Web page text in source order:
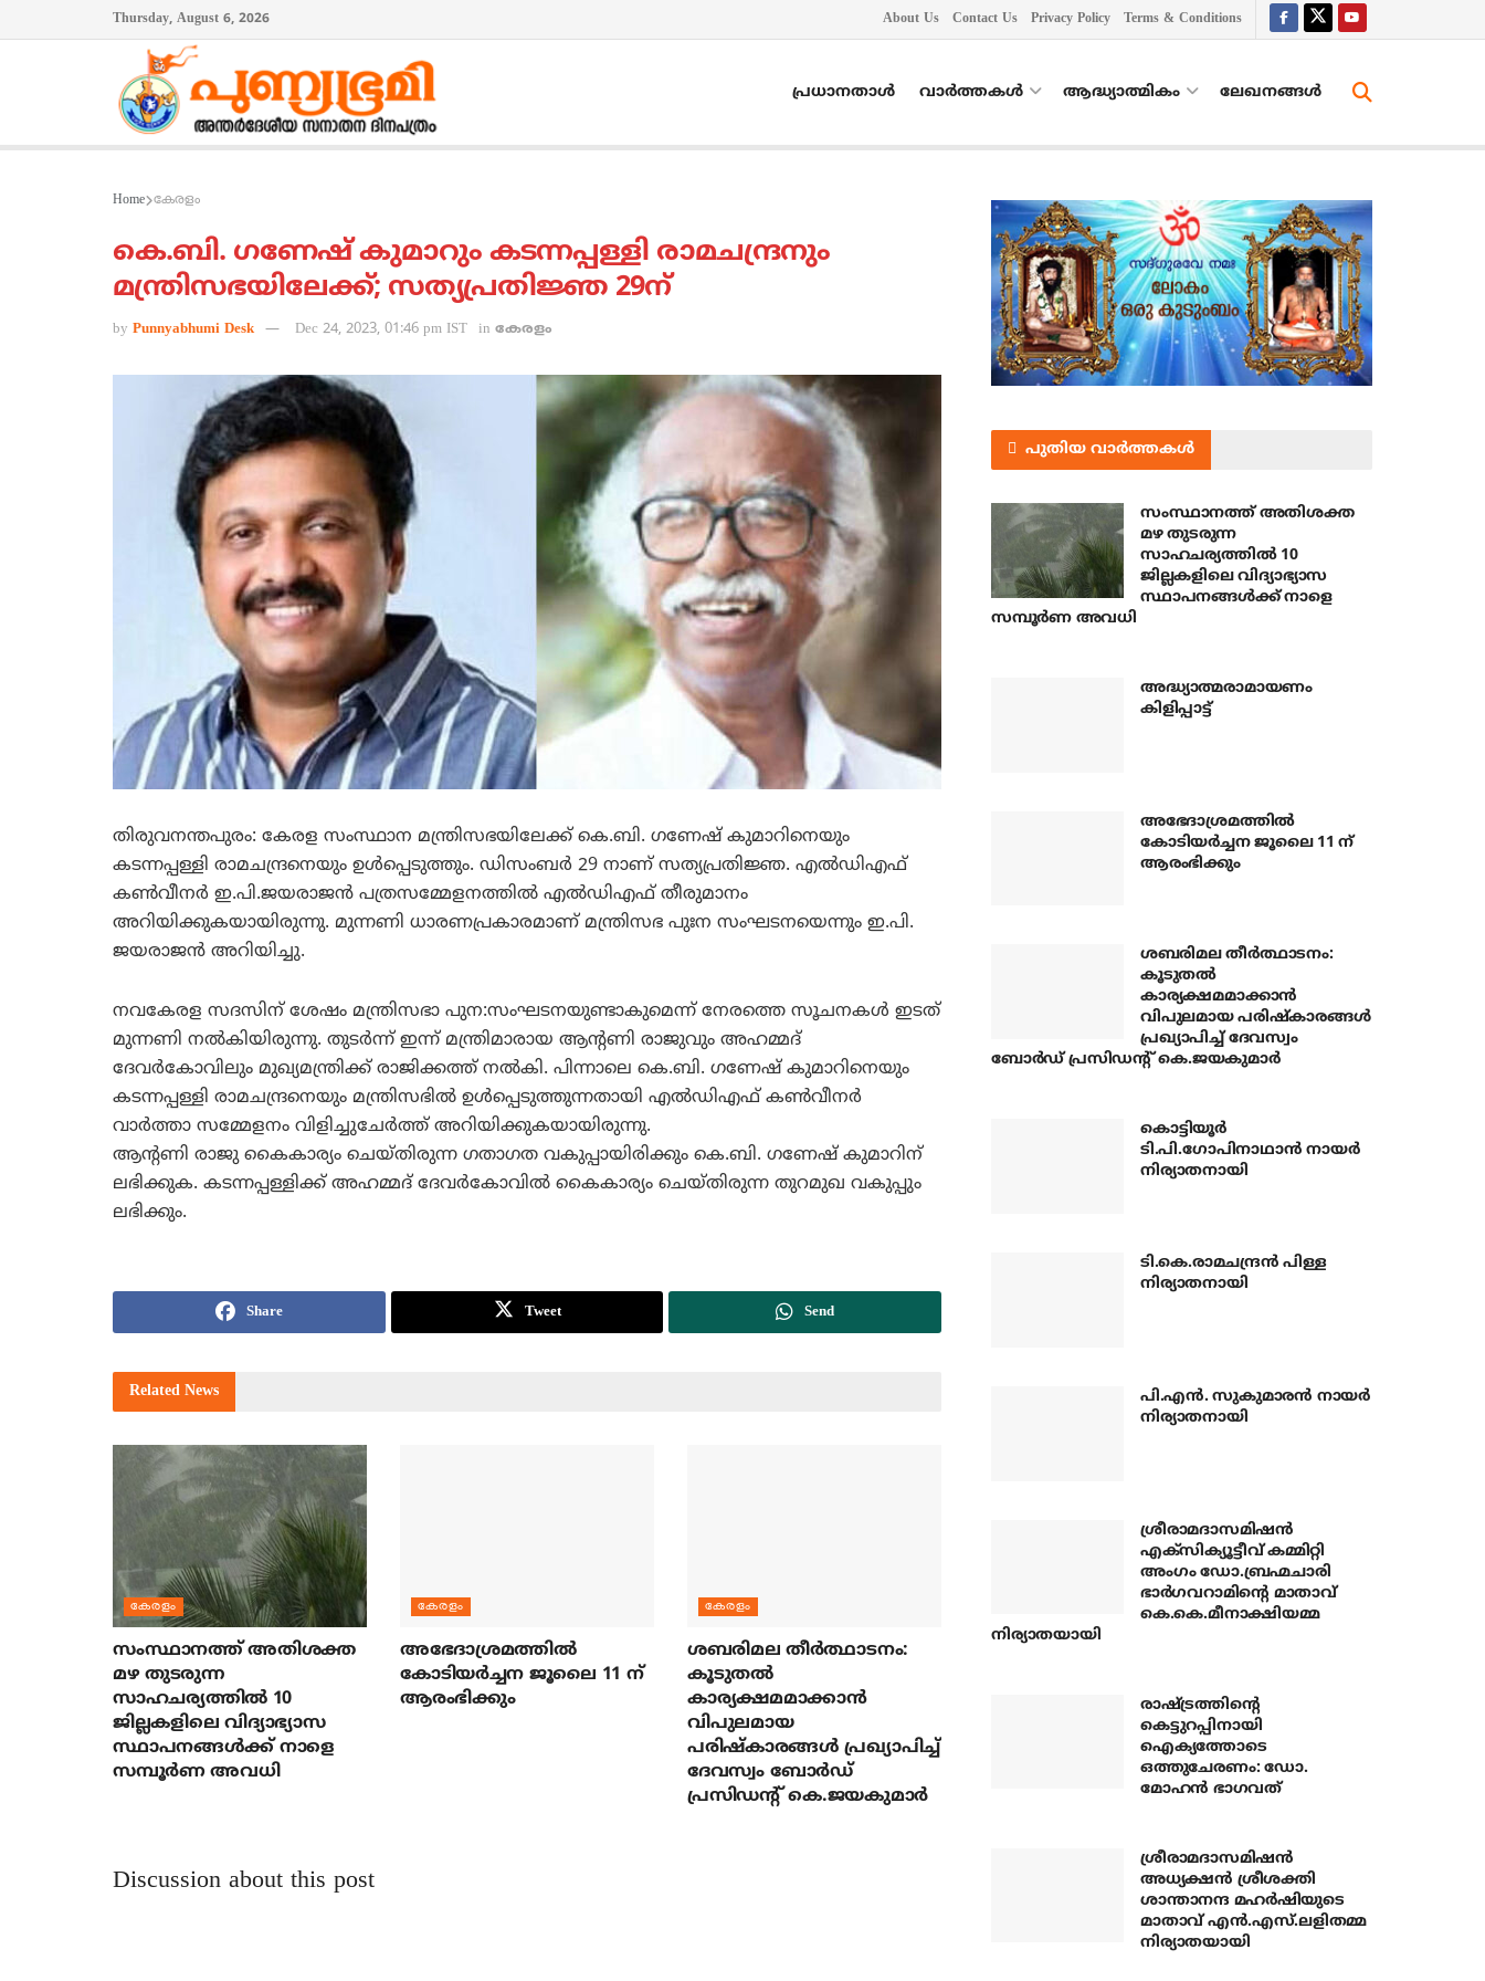
Thursday, August 6, 2026 About Us Contact Us Privacy Policy Terms & Conditions
പ്രധാനതാൾ വാർത്തകൾ ആദ്ധ്യാത്മികം ലേഖനങ്ങള്‍
Home കേരളം
കെ.ബി. ഗണേഷ് കുമാറും കടന്നപ്പള്ളി രാമചന്ദ്രനും
മന്ത്രിസഭയിലേക്ക്; സത്യപ്രതിജ്ഞ 29ന്
by Punnyabhumi Desk Dec 24, 2023, 01:46 pm IST in കേരളം
തിരുവനന്തപുരം: കേരള സംസ്ഥാന മന്ത്രിസഭയിലേക്ക് കെ.ബി. ഗണേഷ് കുമാറിനെയും
കടന്നപ്പള്ളി രാമചന്ദ്രനെയും ഉള്‍പ്പെടുത്തും. ഡിസംബര്‍ 29 നാണ് സത്യപ്രതിജ്ഞ. എല്‍ഡിഎഫ്
കണ്‍വീനര്‍ ഇ.പി.ജയരാജന്‍ പത്രസമ്മേളനത്തില്‍ എല്‍ഡിഎഫ് തീരുമാനം
അറിയിക്കുകയായിരുന്നു. മുന്നണി ധാരണപ്രകാരമാണ് മന്ത്രിസഭ പുഃന സംഘടനയെന്നും ഇ.പി.
ജയരാജന്‍ അറിയിച്ചു.
നവകേരള സദസിന് ശേഷം മന്ത്രിസഭാ പുന:സംഘടനയുണ്ടാകുമെന്ന് നേരത്തെ സൂചനകള്‍ ഇടത്
മുന്നണി നല്‍കിയിരുന്നു. തുടര്‍ന്ന് ഇന്ന് മന്ത്രിമാരായ ആന്റണി രാജുവും അഹമ്മദ്
ദേവര്‍കോവിലും മുഖ്യമന്ത്രിക്ക് രാജിക്കത്ത് നല്‍കി. പിന്നാലെ കെ.ബി. ഗണേഷ് കുമാറിനെയും
കടന്നപ്പള്ളി രാമചന്ദ്രനെയും മന്ത്രിസഭില്‍ ഉള്‍പ്പെടുത്തുന്നതായി എല്‍ഡിഎഫ് കണ്‍വീനര്‍
വാര്‍ത്താ സമ്മേളനം വിളിച്ചുചേര്‍ത്ത് അറിയിക്കുകയായിരുന്നു.
ആന്റണി രാജു കൈകാര്യം ചെയ്തിരുന്ന ഗതാഗത വകുപ്പായിരിക്കും കെ.ബി. ഗണേഷ് കുമാറിന്
ലഭിക്കുക. കടന്നപ്പള്ളിക്ക് അഹമ്മദ് ദേവര്‍കോവില്‍ കൈകാര്യം ചെയ്തിരുന്ന തുറമുഖ വകുപ്പും
ലഭിക്കും.
Share Tweet Send
Related News
കേരളം
സംസ്ഥാനത്ത് അതിശക്ത
മഴ തുടരുന്ന
സാഹചര്യത്തിൽ 10
ജില്ലകളിലെ വിദ്യാഭ്യാസ
സ്ഥാപനങ്ങൾക്ക് നാളെ
സമ്പൂർണ അവധി
കേരളം
അഭേദാശ്രമത്തില്‍
കോടിയര്‍ച്ചന ജൂലൈ 11 ന്
ആരംഭിക്കും
കേരളം
ശബരിമല തീര്‍ത്ഥാടനം:
കൂടുതല്‍
കാര്യക്ഷമമാക്കാന്‍
വിപുലമായ
പരിഷ്‌കാരങ്ങള്‍ പ്രഖ്യാപിച്ച്
ദേവസ്വം ബോര്‍ഡ്
പ്രസിഡന്റ് കെ.ജയകുമാര്‍
Discussion about this post
പുതിയ വാർത്തകൾ
സംസ്ഥാനത്ത് അതിശക്ത
മഴ തുടരുന്ന
സാഹചര്യത്തിൽ 10
ജില്ലകളിലെ വിദ്യാഭ്യാസ
സ്ഥാപനങ്ങൾക്ക് നാളെ
സമ്പൂർണ അവധി
അദ്ധ്യാത്മരാമായണം
കിളിപ്പാട്ട്
അഭേദാശ്രമത്തില്‍
കോടിയര്‍ച്ചന ജൂലൈ 11 ന്
ആരംഭിക്കും
ശബരിമല തീര്‍ത്ഥാടനം:
കൂടുതല്‍
കാര്യക്ഷമമാക്കാന്‍
വിപുലമായ പരിഷ്‌കാരങ്ങള്‍
പ്രഖ്യാപിച്ച് ദേവസ്വം
ബോര്‍ഡ് പ്രസിഡന്റ് കെ.ജയകുമാര്‍
കൊട്ടിയൂര്‍
ടി.പി.ഗോപിനാഥാന്‍ നായര്‍
നിര്യാതനായി
ടി.കെ.രാമചന്ദ്രന്‍ പിള്ള
നിര്യാതനായി
പി.എന്‍. സുകുമാരന്‍ നായര്‍
നിര്യാതനായി
ശ്രീരാമദാസമിഷന്‍
എക്‌സിക്യൂട്ടീവ് കമ്മിറ്റി
അംഗം ഡോ.ബ്രഹ്മചാരി
ഭാര്‍ഗവറാമിന്റെ മാതാവ്
കെ.കെ.മീനാക്ഷിയമ്മ
നിര്യാതയായി
രാഷ്ട്രത്തിന്റെ
കെട്ടുറപ്പിനായി
ഐക്യത്തോടെ
ഒത്തുചേരണം: ഡോ.
മോഹന്‍ ഭാഗവത്
ശ്രീരാമദാസമിഷന്‍
അധ്യക്ഷന്‍ ശ്രീശക്തി
ശാന്താനന്ദ മഹര്‍ഷിയുടെ
മാതാവ് എന്‍.എസ്.ലളിതമ്മ
നിര്യാതയായി